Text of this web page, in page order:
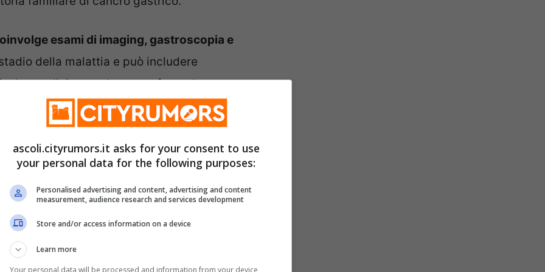
esami di imaging, gastroscopia e
della malattia e può includere
La medicina moderna sta facendo
terapie per adattarsi alle caratteristiche
solo il corpo, ma anche la mente.La
sulla salute mentale dei pazienti.Il
sono essenziali per aiutare i pazienti a
ascoli.cityrumors.it asks for your consent to use
your personal data for the following purposes:
Personalised advertising and content, advertising and content
measurement, audience research and services development
Store and/or access information on a device
Learn more
Your personal data will be processed and information from your device